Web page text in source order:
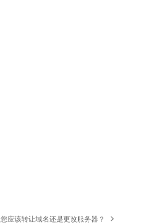
您应该转让域名还是更改服务器？